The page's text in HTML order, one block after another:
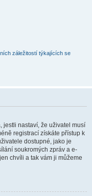
záležitostí týkajících se
jestli nastaví, že uživatel musí
registrací získáte přístup k
dostupné, jako je
soukromých zpráv a e-
chvíli a tak vám ji můžeme